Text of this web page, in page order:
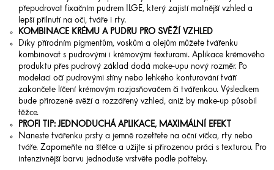
přepudrovat fixačním pudrem ILGE, který zajistí matnější vzhled a
lepší přilnutí na oči, tváře i rty.
KOMBINACE KRÉMU A PUDRU PRO SVĚŽÍ VZHLED
Díky přírodním pigmentům, voskům a olejům můžete tvářenku
kombinovat s pudrovými i krémovými texturami. Aplikace krémového
produktu přes pudrový základ dodá make-upu nový rozměr. Po
modelaci očí pudrovými stíny nebo lehkého konturování tváří
zakončete líčení krémovým rozjasňovačem či tvářenkou. Výsledkem
bude přirozeně svěží a rozzářený vzhled, aniž by make-up působil
těžce.
PROFI TIP: JEDNODUCHÁ APLIKACE, MAXIMÁLNÍ EFEKT
Naneste tvářenku prsty a jemně rozetřete na oční víčka, rty nebo
tváře. Zapomeňte na štětce a užijte si přirozenou práci s texturou. Pro
intenzivnější barvu jednoduše vrstvěte podle potřeby.